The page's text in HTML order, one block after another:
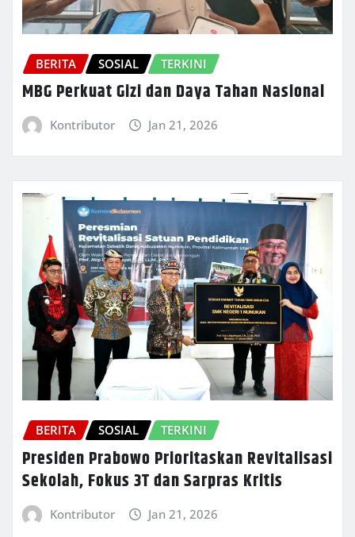
BERITA SOSIAL TERKINI
MBG Perkuat Gizi dan Daya Tahan Nasional
Kontributor Jan 21, 2026
BERITA SOSIAL TERKINI
Presiden Prabowo Prioritaskan Revitalisasi
Sekolah, Fokus 3T dan Sarpras Kritis
Kontributor Jan 21, 2026